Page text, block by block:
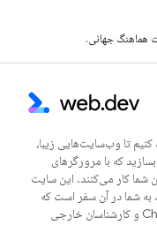
تا وب‌سایت‌هایی زیبا،
که با مرورگرهای
شما کار می‌کنند. این سایت
به شما در آن سفر است که
توسط اعضای تیم Chrome و کارشناسان خارجی